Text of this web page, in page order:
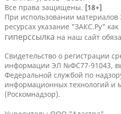
Все права защищены. [18+]
При использовании материалов
ресурсах указание "ЗАКС.Ру"
гиперссылка на наш сайт
Свидетельство о регистрации
информации ЭЛ №ФС77-91043,
Федеральной службой по
информационных технологий и
(Роскомнадзор).